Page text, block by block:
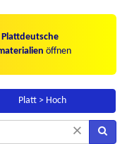
Plattdeutsche
öffnen
Platt > Hoch
×